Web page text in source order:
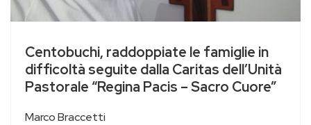
Centobuchi, raddoppiate le famiglie in
difficoltà seguite dalla Caritas dell’Unità
Pastorale “Regina Pacis – Sacro Cuore”
Marco Braccetti